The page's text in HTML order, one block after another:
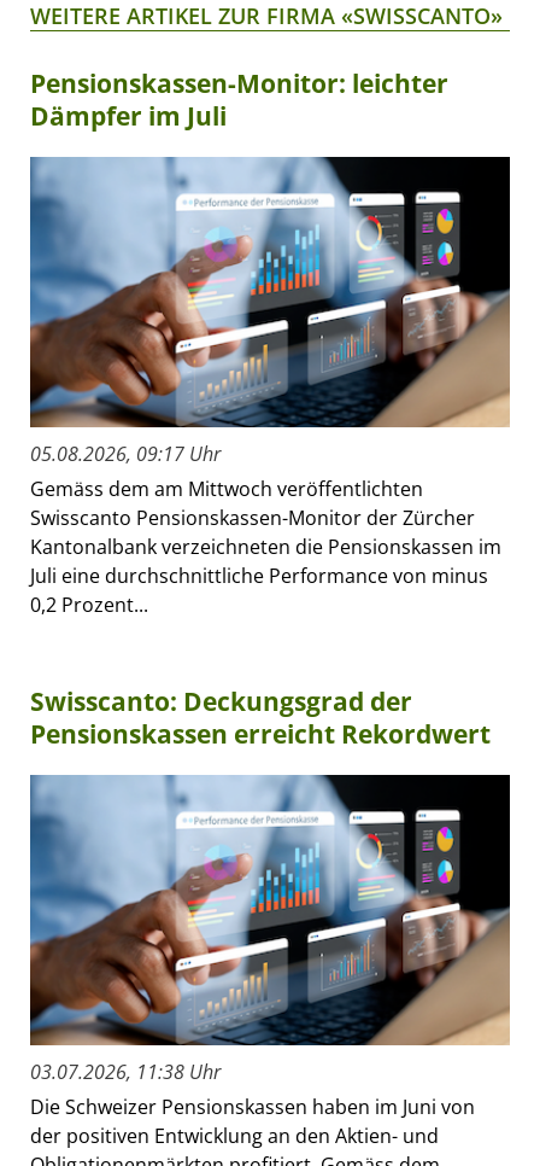
WEITERE ARTIKEL ZUR FIRMA «SWISSCANTO»
Pensionskassen-Monitor: leichter
Dämpfer im Juli
05.08.2026, 09:17 Uhr
Gemäss dem am Mittwoch veröffentlichten
Swisscanto Pensionskassen-Monitor der Zürcher
Kantonalbank verzeichneten die Pensionskassen im
Juli eine durchschnittliche Performance von minus
0,2 Prozent...
Swisscanto: Deckungsgrad der
Pensionskassen erreicht Rekordwert
03.07.2026, 11:38 Uhr
Die Schweizer Pensionskassen haben im Juni von
der positiven Entwicklung an den Aktien- und